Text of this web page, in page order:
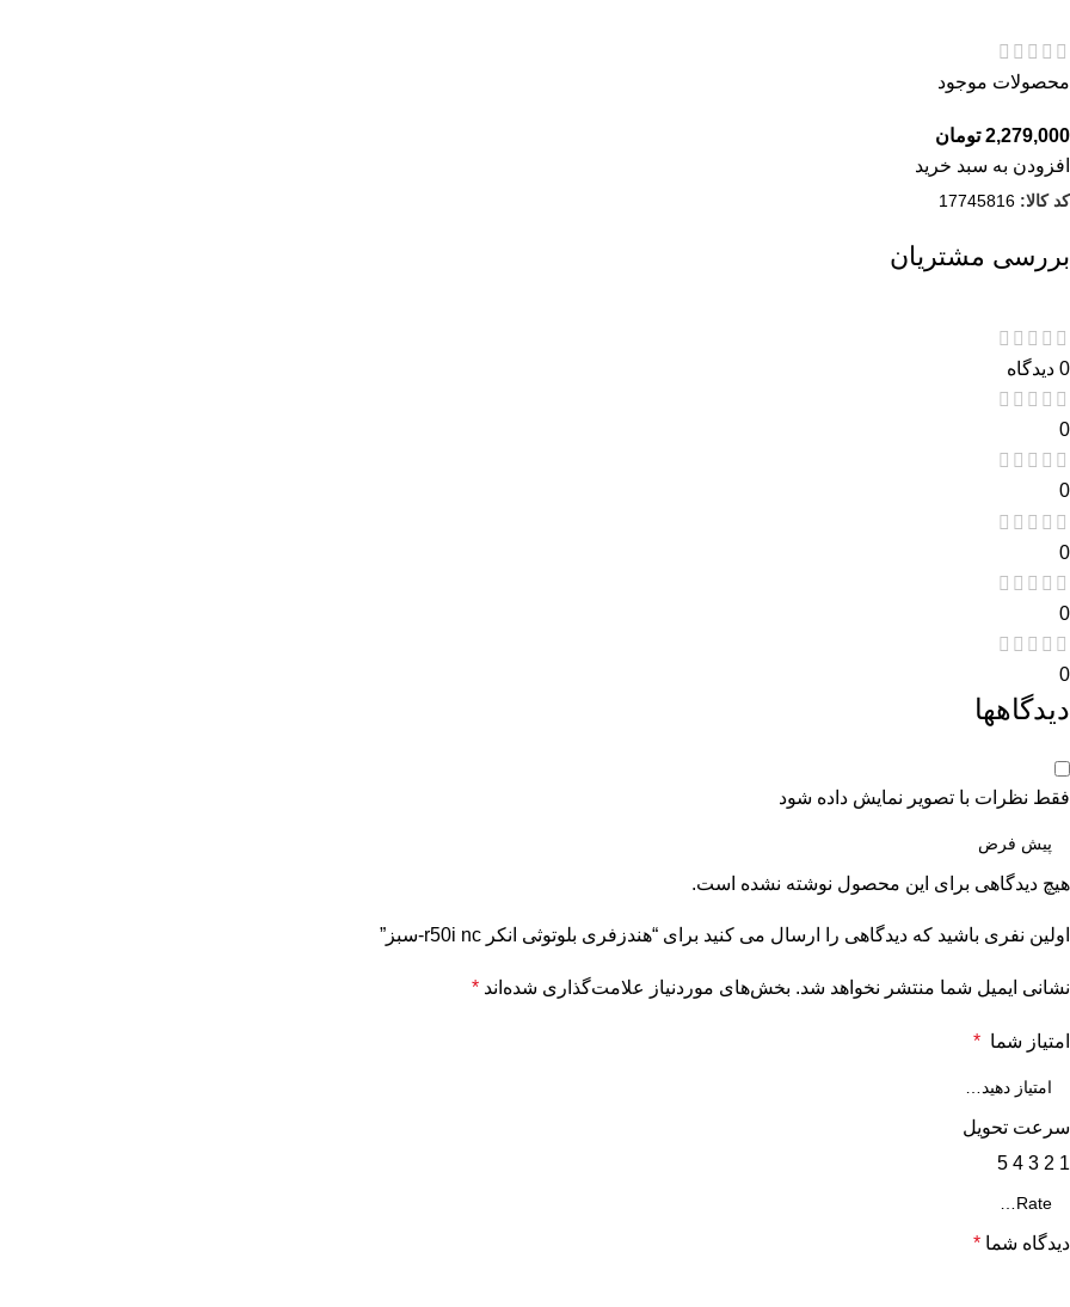
محصولات موجود
2,279,000 تومان
افزودن به سبد خرید
کد کالا: 17745816
بررسی مشتریان
0 دیدگاه
0
0
0
0
0
دیدگاهها
فقط نظرات با تصویر نمایش داده شود
هیچ دیدگاهی برای این محصول نوشته نشده است.
اولین نفری باشید که دیدگاهی را ارسال می کنید برای “هندزفری بلوتوثی انکر r50i nc-سبز”
نشانی ایمیل شما منتشر نخواهد شد. بخش‌های موردنیاز علامت‌گذاری شده‌اند *
امتیاز شما *
سرعت تحویل
1
2
3
4
5
دیدگاه شما *